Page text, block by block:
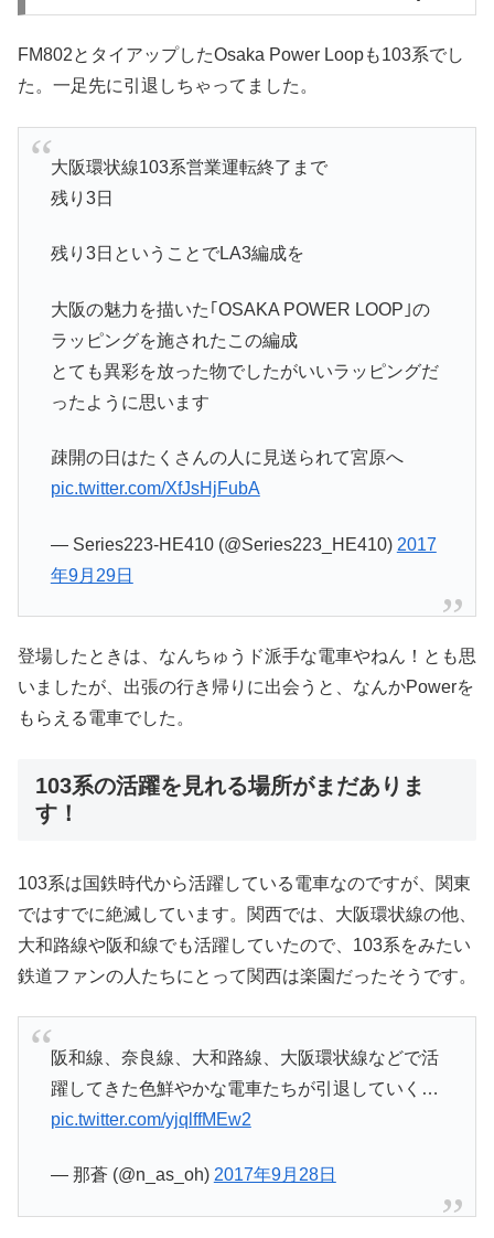
FM802とタイアップしたOsaka Power Loopも103系でし
た。一足先に引退しちゃってました。
大阪環状線103系営業運転終了まで
残り3日
残り3日ということでLA3編成を
大阪の魅力を描いた｢OSAKA POWER LOOP｣の
ラッピングを施されたこの編成
とても異彩を放った物でしたがいいラッピングだ
ったように思います
疎開の日はたくさんの人に見送られて宮原へ
pic.twitter.com/XfJsHjFubA
— Series223-HE410 (@Series223_HE410) 2017
年9月29日
登場したときは、なんちゅうド派手な電車やねん！とも思
いましたが、出張の行き帰りに出会うと、なんかPowerを
もらえる電車でした。
103系の活躍を見れる場所がまだありま
す！
103系は国鉄時代から活躍している電車なのですが、関東
ではすでに絶滅しています。関西では、大阪環状線の他、
大和路線や阪和線でも活躍していたので、103系をみたい
鉄道ファンの人たちにとって関西は楽園だったそうです。
阪和線、奈良線、大和路線、大阪環状線などで活
躍してきた色鮮やかな電車たちが引退していく…
pic.twitter.com/yjqlffMEw2
— 那蒼 (@n_as_oh) 2017年9月28日